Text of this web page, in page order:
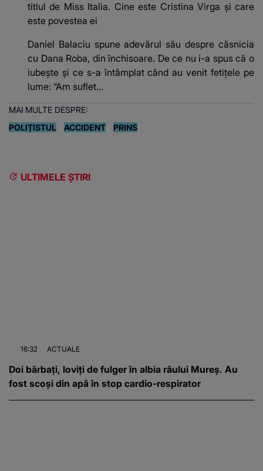
titlul de Miss Italia. Cine este Cristina Virga și care
este povestea ei
Daniel Balaciu spune adevărul său despre căsnicia
cu Dana Roba, din închisoare. De ce nu i-a spus că o
iubește și ce s-a întâmplat când au venit fetițele pe
lume: “Am suflet...
MAI MULTE DESPRE:
POLIȚISTUL
ACCIDENT PRINS
ULTIMELE ȘTIRI
16:32 ACTUALE
Doi bărbați, loviți de fulger în albia râului Mureș. Au
fost scoși din apă în stop cardio-respirator